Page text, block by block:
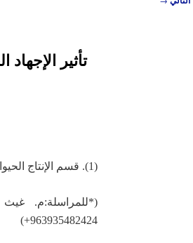
تأثير
(1). قسم الإنتاج الحيواني، كلية الهندسة الزراعية، جامعة تشرين، اللاذقية، سوريا.
(*للمراسلة:م. غيث
963935482424+)